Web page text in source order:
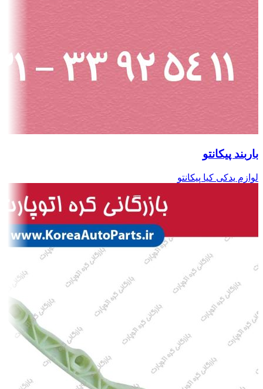
باربند پیکانتو
لوازم یدکی کیا پیکانتو